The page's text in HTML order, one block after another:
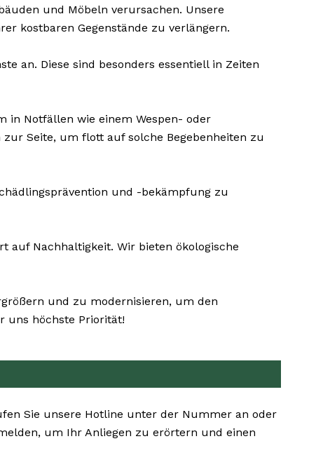
und Möbeln verursachen. Unsere
kostbaren Gegenstände zu verlängern.
an. Diese sind besonders essentiell in Zeiten
in Notfällen wie einem Wespen- oder
Seite, um flott auf solche Begebenheiten zu
und -bekämpfung zu
auf Nachhaltigkeit. Wir bieten ökologische
und zu modernisieren, um den
uns höchste Priorität!
Sie unsere Hotline unter der Nummer an oder
um Ihr Anliegen zu erörtern und einen